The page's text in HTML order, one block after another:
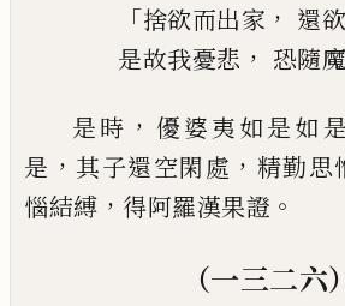
「捨欲而出家 ， 還
是故我憂悲 ， 恐隨
是時 ， 優婆夷如是如
是 ，其子還空閑處 ， 精勤思
惱結縛 ， 得阿羅漢果證 。
（一三二六）